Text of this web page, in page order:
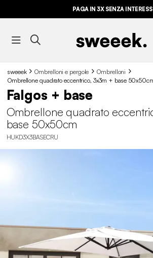
PAGA IN 3X SENZA INTERESSI
sweeek Ombrelloni e pergole
Ombrelloni
Ombrellone quadrato eccentrico, 3x3m + base
Falgos + base
Ombrellone quadrato
base 50x50cm
HUKD3X3BASECRU